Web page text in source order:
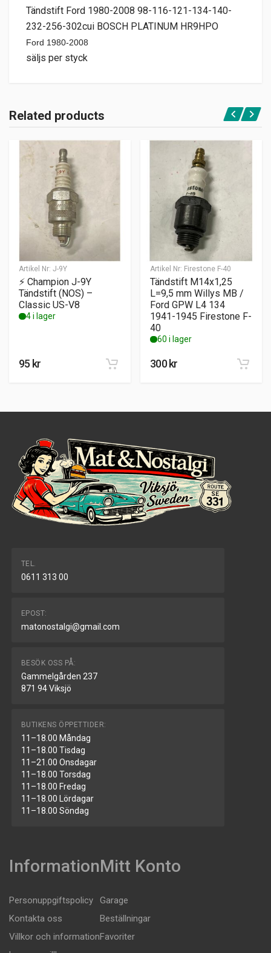
Tändstift Ford 1980-2008 98-116-121-134-140-
232-256-302cui BOSCH PLATINUM HR9HPO
Ford 1980-2008
säljs per styck
Related products
Artikel Nr: J-9Y
⚡ Champion J-9Y
Tändstift (NOS) –
Classic US-V8
4 i lager
95 kr
Artikel Nr: Firestone F-40
Tändstift M14x1,25
L=9,5 mm Willys MB /
Ford GPW L4 134
1941-1945 Firestone F-
40
60 i lager
300 kr
TEL.
0611 313 00
EPOST:
matonostalgi@gmail.com
BESÖK OSS PÅ:
Gammelgården 237
871 94 Viksjö
BUTIKENS ÖPPETTIDER:
11–18.00 Måndag
11–18.00 Tisdag
11–21.00 Onsdagar
11–18.00 Torsdag
11–18.00 Fredag
11–18.00 Lördagar
11–18.00 Söndag
Information
Personuppgiftspolicy
Kontakta oss
Villkor och information
Mitt Konto
Garage
Beställningar
Favoriter